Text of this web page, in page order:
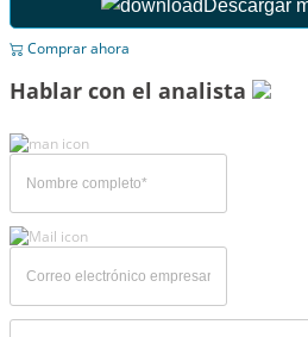
Descargar
Comprar ahora
Hablar con el analista